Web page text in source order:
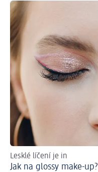
Lesklé líčení je in
Jak na glossy make-up?